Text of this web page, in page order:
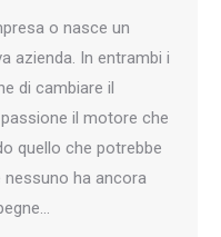
o nasce un
azienda. In entrambi i
di cambiare il
il motore che
quello che potrebbe
ha ancora